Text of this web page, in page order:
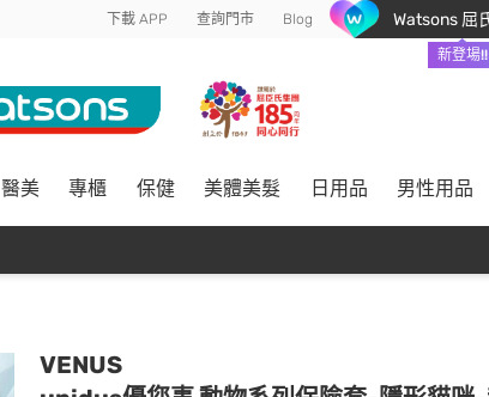
下載 APP 查詢門市 Blog Watsons 屈
新登場!!
醫美 專櫃 保健 美體美髮 日用品 男性用品
VENUS